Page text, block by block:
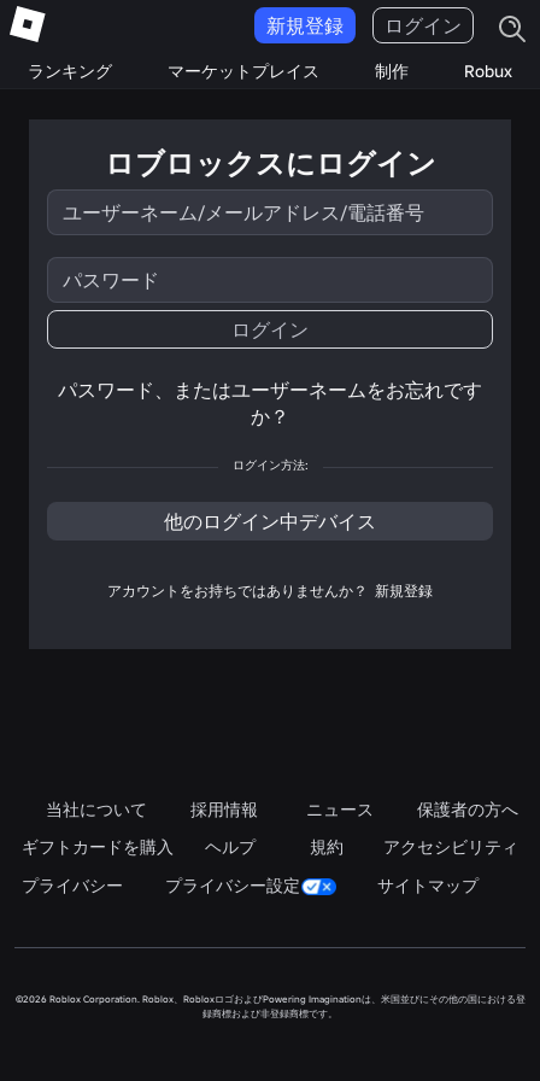
ランキング マーケットプレイス 制作 Robux
新規登録 ログイン
ロブロックスにログイン
ユ
ザ
ー
ー
ム/
メ
ア
ス/
話
号
パ
ワ
ド
ログイン
パスワード、またはユーザーネームをお忘れです
か？
ログイン方法:
他のログイン中デバイス
アカウントをお持ちではありませんか？ 新規登録
当社について 採用情報 ニュース
保護者の方へ
ギフトカードを購入
ヘルプ 規約
アクセシビリティ
プライバシー
プライバシー設定 サイトマップ
©2026 Roblox Corporation. Roblox、RobloxロゴおよびPowering Imaginationは、米国並びにその他の国における登
録商標および非登録商標です。